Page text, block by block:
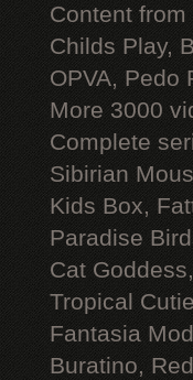
Content
Childs Play,
OPVA, Pedo
More 3000
Complete
Sibirian
Kids Box,
Paradise
Cat
Tropical
Fantasia
Buratino,